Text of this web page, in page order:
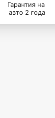
Гарантия на
авто 2 года